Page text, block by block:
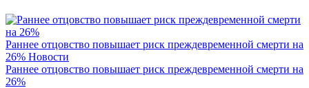
Раннее отцовство повышает риск преждевременной смерти на
26% Новости
Раннее отцовство повышает риск преждевременной смерти на
26%